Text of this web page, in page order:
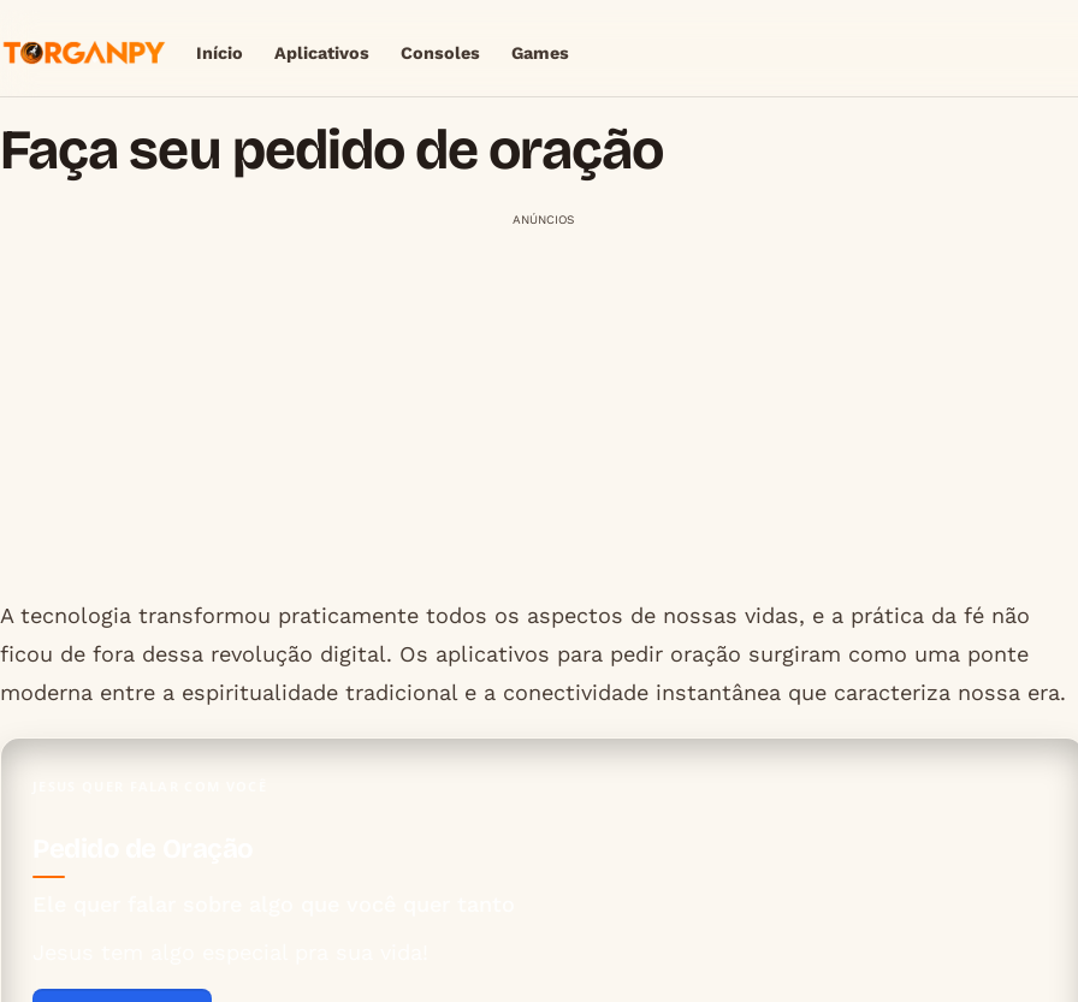
Início Aplicativos Consoles Games
Faça seu pedido de oração
ANÚNCIOS
A tecnologia transformou praticamente todos os aspectos de nossas vidas, e a prática da fé não
ficou de fora dessa revolução digital. Os aplicativos para pedir oração surgiram como uma ponte
moderna entre a espiritualidade tradicional e a conectividade instantânea que caracteriza nossa era.